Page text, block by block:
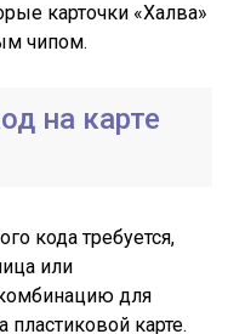
карточки «Халва»
чипом.
на карте
кода требуется,
или
для
пластиковой карте.